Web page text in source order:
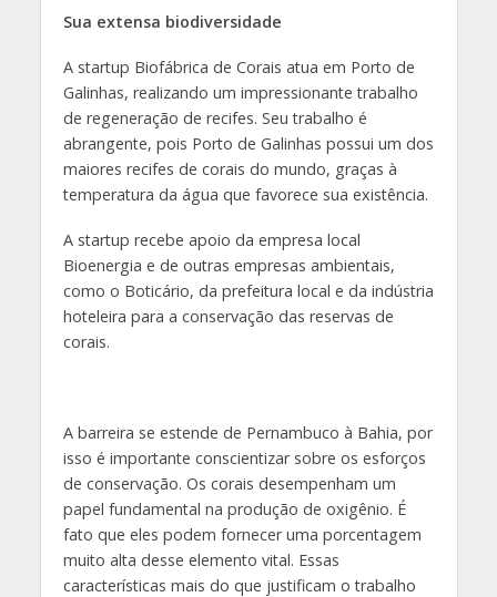
Sua extensa biodiversidade
A startup Biofábrica de Corais atua em Porto de
Galinhas, realizando um impressionante trabalho
de regeneração de recifes. Seu trabalho é
abrangente, pois Porto de Galinhas possui um dos
maiores recifes de corais do mundo, graças à
temperatura da água que favorece sua existência.
A startup recebe apoio da empresa local
Bioenergia e de outras empresas ambientais,
como o Boticário, da prefeitura local e da indústria
hoteleira para a conservação das reservas de
corais.
A barreira se estende de Pernambuco à Bahia, por
isso é importante conscientizar sobre os esforços
de conservação. Os corais desempenham um
papel fundamental na produção de oxigênio. É
fato que eles podem fornecer uma porcentagem
muito alta desse elemento vital. Essas
características mais do que justificam o trabalho